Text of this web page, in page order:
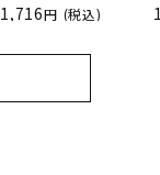
1,716 (税込)